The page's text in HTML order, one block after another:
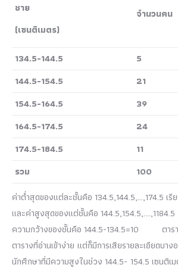
ชาย
(เซนติเมตร)
จำนวนคน
134.5-144.5
5
144.5-154.5
21
154.5-164.5
39
164.5-174.5
24
174.5-184.5
11
รวม
100
ค่าต่ำสุดของแต่ละชั้นคือ 134.5,144.5,…,174.5 เรี
และค่าสูงสุดของแต่ชั้นคือ 144.5,154.5,….,1184.5
ความกว้างของชั้นคือ 144.5-134.5=10 ตารา
ตารางที่อ่านเข้าง่าย แต่ก็มีการเสียรายละเอียดบา
นักศึกษาที่มีความสูงในช่วง 144.5- 154.5 เซนติเ